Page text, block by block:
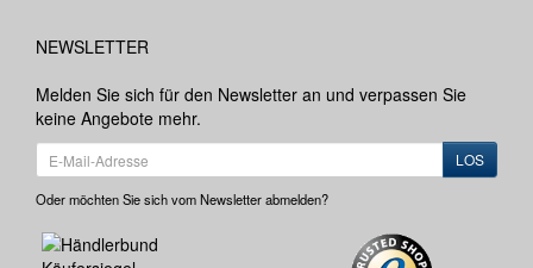
NEWSLETTER
Melden Sie sich für den Newsletter an und verpassen Sie
keine Angebote mehr.
LOS
Oder möchten Sie sich vom Newsletter abmelden?